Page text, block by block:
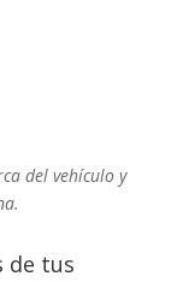
del vehículo y
de tus